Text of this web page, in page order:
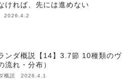
ければ、先には進めない
2026.4.2
ンダ概説【14】3.7節 10種類のヴ
流れ・分布）
ダ概説 2026.4.1